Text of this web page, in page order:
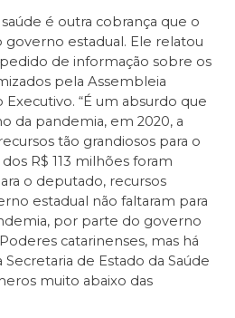
é outra cobrança que o
estadual. Ele relatou
de informação sobre os
pela Assembleia
Executivo. “É um absurdo que
da pandemia, em 2020, a
tão grandiosos para o
R$ 113 milhões foram
o deputado, recursos
estadual não faltaram para
por parte do governo
catarinenses, mas há
de Estado da Saúde
muito abaixo das